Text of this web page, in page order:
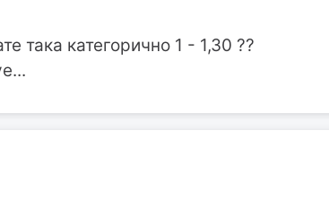
така категорично 1 - 1,30 ??